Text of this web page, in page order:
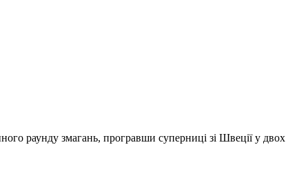
раунду змагань, програвши суперниці зі Швеції у двох